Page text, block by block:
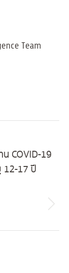
Team
COVID-19
12-17 ปี